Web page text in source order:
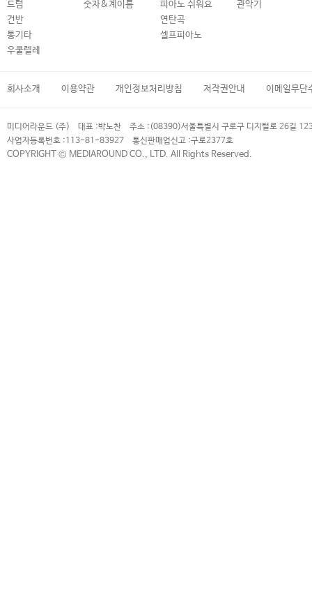
드럼
건반
통기타
우쿨렐레
숫자&계이름
피아노 쉬워요
연탄곡
셀프피아노
관악기
회사소개 이용약관 개인정보처리방침 저작권안내 이메일무단
미디어라운드 (주) 대표 :박노찬 주소 : (08390)서울특별시 구로구 디지털로 26길
사업자등록번호 :113-81-83927 통신판매업신고 :구로2377호
COPYRIGHT © MEDIAROUND CO., LTD. All Rights Reserved.